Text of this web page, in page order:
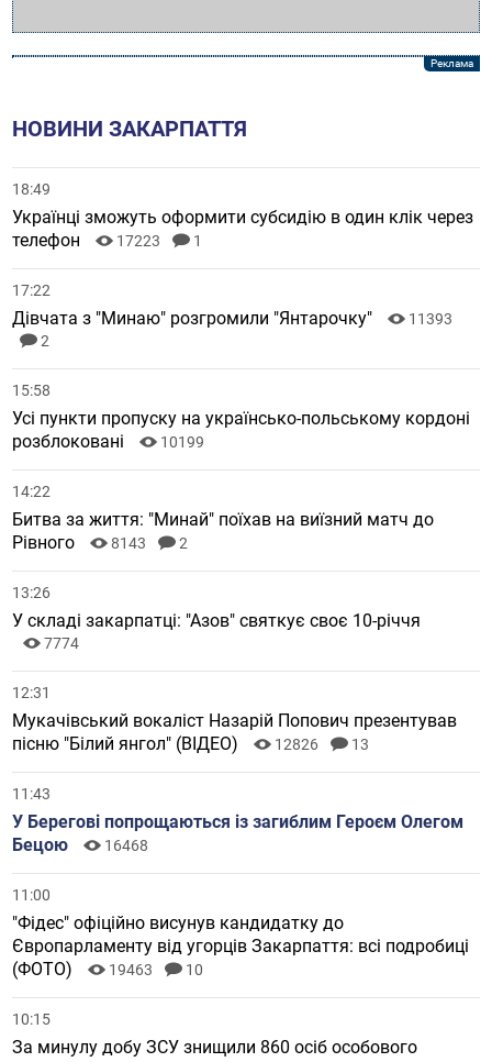
НОВИНИ ЗАКАРПАТТЯ
18:49
Українці зможуть оформити субсидію в один клік через
телефон
17223 1
17:22
Дівчата з "Минаю" розгромили "Янтарочку"
11393
2
15:58
Усі пункти пропуску на українсько-польському кордоні
розблоковані
10199
14:22
Битва за життя: "Минай" поїхав на виїзний матч до
Рівного
8143 2
13:26
У складі закарпатці: "Азов" святкує своє 10-річчя
7774
12:31
Мукачівський вокаліст Назарій Попович презентував
пісню "Білий янгол" (ВІДЕО)
12826 13
11:43
У Берегові попрощаються із загиблим Героєм Олегом
Бецою
16468
11:00
"Фідес" офіційно висунув кандидатку до
Європарламенту від угорців Закарпаття: всі подробиці
(ФОТО)
19463 10
10:15
За минулу добу ЗСУ знищили 860 осіб особового